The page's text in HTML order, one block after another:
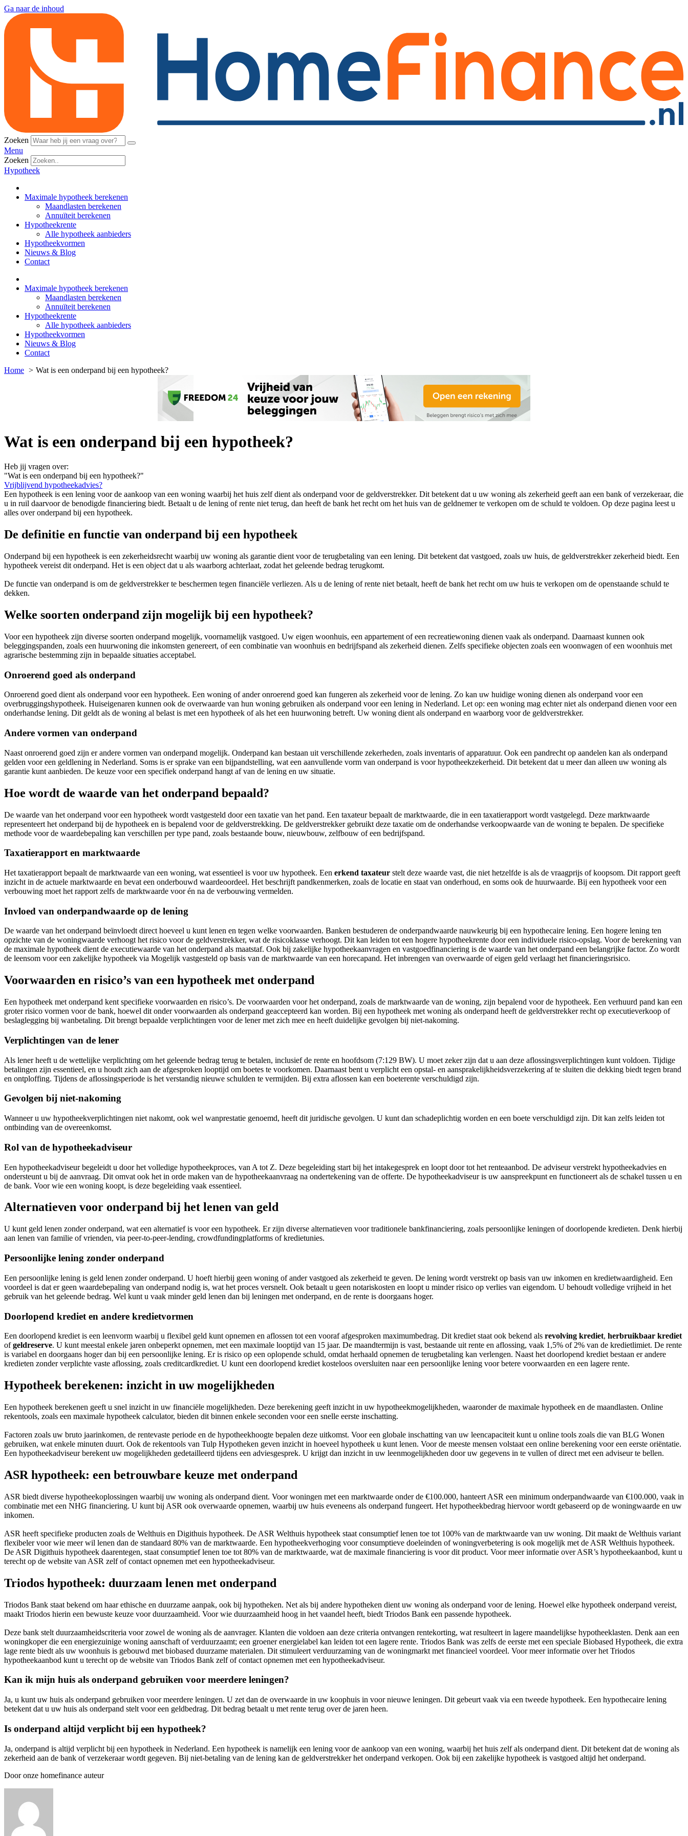
Ga naar de inhoud
Zoeken
Menu
Zoeken
Hypotheek
Maximale hypotheek berekenen
Maandlasten berekenen
Annuïteit berekenen
Hypotheekrente
Alle hypotheek aanbieders
Hypotheekvormen
Nieuws & Blog
Contact
Maximale hypotheek berekenen
Maandlasten berekenen
Annuïteit berekenen
Hypotheekrente
Alle hypotheek aanbieders
Hypotheekvormen
Nieuws & Blog
Contact
Home
Wat is een onderpand bij een hypotheek?
Wat is een onderpand bij een hypotheek?
Heb jij vragen over:
"Wat is een onderpand bij een hypotheek?"
Vrijblijvend hypotheekadvies?
Een hypotheek is een lening voor de aankoop van een woning waarbij het huis zelf dient als onderpand voor de geldverstrekker. Dit betekent dat u uw woning als zekerheid geeft aan een bank of verzekeraar, die
u in ruil daarvoor de benodigde financiering biedt. Betaalt u de lening of rente niet terug, dan heeft de bank het recht om het huis van de geldnemer te verkopen om de schuld te voldoen. Op deze pagina leest u
alles over onderpand bij een hypotheek.
De definitie en functie van onderpand bij een hypotheek
Onderpand bij een hypotheek is een zekerheidsrecht waarbij uw woning als garantie dient voor de terugbetaling van een lening. Dit betekent dat vastgoed, zoals uw huis, de geldverstrekker zekerheid biedt. Een
hypotheek vereist dit onderpand. Het is een object dat u als waarborg achterlaat, zodat het geleende bedrag terugkomt.
De functie van onderpand is om de geldverstrekker te beschermen tegen financiële verliezen. Als u de lening of rente niet betaalt, heeft de bank het recht om uw huis te verkopen om de openstaande schuld te
dekken.
Welke soorten onderpand zijn mogelijk bij een hypotheek?
Voor een hypotheek zijn diverse soorten onderpand mogelijk, voornamelijk vastgoed. Uw eigen woonhuis, een appartement of een recreatiewoning dienen vaak als onderpand. Daarnaast kunnen ook
beleggingspanden, zoals een huurwoning die inkomsten genereert, of een combinatie van woonhuis en bedrijfspand als zekerheid dienen. Zelfs specifieke objecten zoals een woonwagen of een woonhuis met
agrarische bestemming zijn in bepaalde situaties acceptabel.
Onroerend goed als onderpand
Onroerend goed dient als onderpand voor een hypotheek. Een woning of ander onroerend goed kan fungeren als zekerheid voor de lening. Zo kan uw huidige woning dienen als onderpand voor een
overbruggingshypotheek. Huiseigenaren kunnen ook de overwaarde van hun woning gebruiken als onderpand voor een lening in Nederland. Let op: een woning mag echter niet als onderpand dienen voor een
onderhandse lening. Dit geldt als de woning al belast is met een hypotheek of als het een huurwoning betreft. Uw woning dient als onderpand en waarborg voor de geldverstrekker.
Andere vormen van onderpand
Naast onroerend goed zijn er andere vormen van onderpand mogelijk. Onderpand kan bestaan uit verschillende zekerheden, zoals inventaris of apparatuur. Ook een pandrecht op aandelen kan als onderpand
gelden voor een geldlening in Nederland. Soms is er sprake van een bijpandstelling, wat een aanvullende vorm van onderpand is voor hypotheekzekerheid. Dit betekent dat u meer dan alleen uw woning als
garantie kunt aanbieden. De keuze voor een specifiek onderpand hangt af van de lening en uw situatie.
Hoe wordt de waarde van het onderpand bepaald?
De waarde van het onderpand voor een hypotheek wordt vastgesteld door een taxatie van het pand. Een taxateur bepaalt de marktwaarde, die in een taxatierapport wordt vastgelegd. Deze marktwaarde
representeert het onderpand bij de hypotheek en is bepalend voor de geldverstrekking. De geldverstrekker gebruikt deze taxatie om de onderhandse verkoopwaarde van de woning te bepalen. De specifieke
methode voor de waardebepaling kan verschillen per type pand, zoals bestaande bouw, nieuwbouw, zelfbouw of een bedrijfspand.
Taxatierapport en marktwaarde
Het taxatierapport bepaalt de marktwaarde van een woning, wat essentieel is voor uw hypotheek. Een erkend taxateur stelt deze waarde vast, die niet hetzelfde is als de vraagprijs of koopsom. Dit rapport geeft
inzicht in de actuele marktwaarde en bevat een onderbouwd waardeoordeel. Het beschrijft pandkenmerken, zoals de locatie en staat van onderhoud, en soms ook de huurwaarde. Bij een hypotheek voor een
verbouwing moet het rapport zelfs de marktwaarde voor én na de verbouwing vermelden.
Invloed van onderpandwaarde op de lening
De waarde van het onderpand beïnvloedt direct hoeveel u kunt lenen en tegen welke voorwaarden. Banken bestuderen de onderpandwaarde nauwkeurig bij een hypothecaire lening. Een hogere lening ten
opzichte van de woningwaarde verhoogt het risico voor de geldverstrekker, wat de risicoklasse verhoogt. Dit kan leiden tot een hogere hypotheekrente door een individuele risico-opslag. Voor de berekening van
de maximale hypotheek dient de executiewaarde van het onderpand als maatstaf. Ook bij zakelijke hypotheekaanvragen en vastgoedfinanciering is de waarde van het onderpand een belangrijke factor. Zo wordt
de leensom voor een zakelijke hypotheek via Mogelijk vastgesteld op basis van de marktwaarde van een horecapand. Het inbrengen van overwaarde of eigen geld verlaagt het financieringsrisico.
Voorwaarden en risico’s van een hypotheek met onderpand
Een hypotheek met onderpand kent specifieke voorwaarden en risico’s. De voorwaarden voor het onderpand, zoals de marktwaarde van de woning, zijn bepalend voor de hypotheek. Een verhuurd pand kan een
groter risico vormen voor de bank, hoewel dit onder voorwaarden als onderpand geaccepteerd kan worden. Bij een hypotheek met woning als onderpand heeft de geldverstrekker recht op executieverkoop of
beslaglegging bij wanbetaling. Dit brengt bepaalde verplichtingen voor de lener met zich mee en heeft duidelijke gevolgen bij niet-nakoming.
Verplichtingen van de lener
Als lener heeft u de wettelijke verplichting om het geleende bedrag terug te betalen, inclusief de rente en hoofdsom (7:129 BW). U moet zeker zijn dat u aan deze aflossingsverplichtingen kunt voldoen. Tijdige
betalingen zijn essentieel, en u houdt zich aan de afgesproken looptijd om boetes te voorkomen. Daarnaast bent u verplicht een opstal- en aansprakelijkheidsverzekering af te sluiten die dekking biedt tegen brand
en ontploffing. Tijdens de aflossingsperiode is het verstandig nieuwe schulden te vermijden. Bij extra aflossen kan een boeterente verschuldigd zijn.
Gevolgen bij niet-nakoming
Wanneer u uw hypotheekverplichtingen niet nakomt, ook wel wanprestatie genoemd, heeft dit juridische gevolgen. U kunt dan schadeplichtig worden en een boete verschuldigd zijn. Dit kan zelfs leiden tot
ontbinding van de overeenkomst.
Rol van de hypotheekadviseur
Een hypotheekadviseur begeleidt u door het volledige hypotheekproces, van A tot Z. Deze begeleiding start bij het intakegesprek en loopt door tot het renteaanbod. De adviseur verstrekt hypotheekadvies en
ondersteunt u bij de aanvraag. Dit omvat ook het in orde maken van de hypotheekaanvraag na ondertekening van de offerte. De hypotheekadviseur is uw aanspreekpunt en functioneert als de schakel tussen u en
de bank. Voor wie een woning koopt, is deze begeleiding vaak essentieel.
Alternatieven voor onderpand bij het lenen van geld
U kunt geld lenen zonder onderpand, wat een alternatief is voor een hypotheek. Er zijn diverse alternatieven voor traditionele bankfinanciering, zoals persoonlijke leningen of doorlopende kredieten. Denk hierbij
aan lenen van familie of vrienden, via peer-to-peer-lending, crowdfundingplatforms of kredietunies.
Persoonlijke lening zonder onderpand
Een persoonlijke lening is geld lenen zonder onderpand. U hoeft hierbij geen woning of ander vastgoed als zekerheid te geven. De lening wordt verstrekt op basis van uw inkomen en kredietwaardigheid. Een
voordeel is dat er geen waardebepaling van onderpand nodig is, wat het proces versnelt. Ook betaalt u geen notariskosten en loopt u minder risico op verlies van eigendom. U behoudt volledige vrijheid in het
gebruik van het geleende bedrag. Wel kunt u vaak minder geld lenen dan bij leningen met onderpand, en de rente is doorgaans hoger.
Doorlopend krediet en andere kredietvormen
Een doorlopend krediet is een leenvorm waarbij u flexibel geld kunt opnemen en aflossen tot een vooraf afgesproken maximumbedrag. Dit krediet staat ook bekend als revolving krediet, herbruikbaar krediet
ofgeldreserve. U kunt meestal enkele jaren onbeperkt opnemen, met een maximale looptijd van 15 jaar. De maandtermijn is vast, bestaande uit rente en aflossing, vaak 1,5% of 2% van de kredietlimiet. De rente
is variabel en doorgaans hoger dan bij een persoonlijke lening. Er is risico op een oplopende schuld, omdat herhaald opnemen de terugbetaling kan verlengen. Naast het doorlopend krediet bestaan er andere
kredieten zonder verplichte vaste aflossing, zoals creditcardkrediet. U kunt een doorlopend krediet kosteloos oversluiten naar een persoonlijke lening voor betere voorwaarden en een lagere rente.
Hypotheek berekenen: inzicht in uw mogelijkheden
Een hypotheek berekenen geeft u snel inzicht in uw financiële mogelijkheden. Deze berekening geeft inzicht in uw hypotheekmogelijkheden, waaronder de maximale hypotheek en de maandlasten. Online
rekentools, zoals een maximale hypotheek calculator, bieden dit binnen enkele seconden voor een snelle eerste inschatting.
Factoren zoals uw bruto jaarinkomen, de rentevaste periode en de hypotheekhoogte bepalen deze uitkomst. Voor een globale inschatting van uw leencapaciteit kunt u online tools zoals die van BLG Wonen
gebruiken, wat enkele minuten duurt. Ook de rekentools van Tulp Hypotheken geven inzicht in hoeveel hypotheek u kunt lenen. Voor de meeste mensen volstaat een online berekening voor een eerste oriëntatie.
Een hypotheekadviseur berekent uw mogelijkheden gedetailleerd tijdens een adviesgesprek. U krijgt dan inzicht in uw leenmogelijkheden door uw gegevens in te vullen of direct met een adviseur te bellen.
ASR hypotheek: een betrouwbare keuze met onderpand
ASR biedt diverse hypotheekoplossingen waarbij uw woning als onderpand dient. Voor woningen met een marktwaarde onder de €100.000, hanteert ASR een minimum onderpandwaarde van €100.000, vaak in
combinatie met een NHG financiering. U kunt bij ASR ook overwaarde opnemen, waarbij uw huis eveneens als onderpand fungeert. Het hypotheekbedrag hiervoor wordt gebaseerd op de woningwaarde en uw
inkomen.
ASR heeft specifieke producten zoals de Welthuis en Digithuis hypotheek. De ASR Welthuis hypotheek staat consumptief lenen toe tot 100% van de marktwaarde van uw woning. Dit maakt de Welthuis variant
flexibeler voor wie meer wil lenen dan de standaard 80% van de marktwaarde. Een hypotheekverhoging voor consumptieve doeleinden of woningverbetering is ook mogelijk met de ASR Welthuis hypotheek.
De ASR Digithuis hypotheek daarentegen, staat consumptief lenen toe tot 80% van de marktwaarde, wat de maximale financiering is voor dit product. Voor meer informatie over ASR’s hypotheekaanbod, kunt u
terecht op de website van ASR zelf of contact opnemen met een hypotheekadviseur.
Triodos hypotheek: duurzaam lenen met onderpand
Triodos Bank staat bekend om haar ethische en duurzame aanpak, ook bij hypotheken. Net als bij andere hypotheken dient uw woning als onderpand voor de lening. Hoewel elke hypotheek onderpand vereist,
maakt Triodos hierin een bewuste keuze voor duurzaamheid. Voor wie duurzaamheid hoog in het vaandel heeft, biedt Triodos Bank een passende hypotheek.
Deze bank stelt duurzaamheidscriteria voor zowel de woning als de aanvrager. Klanten die voldoen aan deze criteria ontvangen rentekorting, wat resulteert in lagere maandelijkse hypotheeklasten. Denk aan een
woningkoper die een energiezuinige woning aanschaft of verduurzaamt; een groener energielabel kan leiden tot een lagere rente. Triodos Bank was zelfs de eerste met een speciale Biobased Hypotheek, die extra
lage rente biedt als uw woonhuis is gebouwd met biobased duurzame materialen. Dit stimuleert verduurzaming van de woningmarkt met financieel voordeel. Voor meer informatie over het Triodos
hypotheekaanbod kunt u terecht op de website van Triodos Bank zelf of contact opnemen met een hypotheekadviseur.
Kan ik mijn huis als onderpand gebruiken voor meerdere leningen?
Ja, u kunt uw huis als onderpand gebruiken voor meerdere leningen. U zet dan de overwaarde in uw koophuis in voor nieuwe leningen. Dit gebeurt vaak via een tweede hypotheek. Een hypothecaire lening
betekent dat u uw huis als onderpand stelt voor een geldbedrag. Dit bedrag betaalt u met rente terug over de jaren heen.
Is onderpand altijd verplicht bij een hypotheek?
Ja, onderpand is altijd verplicht bij een hypotheek in Nederland. Een hypotheek is namelijk een lening voor de aankoop van een woning, waarbij het huis zelf als onderpand dient. Dit betekent dat de woning als
zekerheid aan de bank of verzekeraar wordt gegeven. Bij niet-betaling van de lening kan de geldverstrekker het onderpand verkopen. Ook bij een zakelijke hypotheek is vastgoed altijd het onderpand.
Door onze homefinance auteur